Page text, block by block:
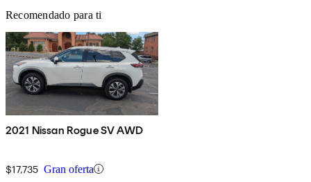
Recomendado para ti
2021 Nissan Rogue SV AWD
$17,735 Gran oferta